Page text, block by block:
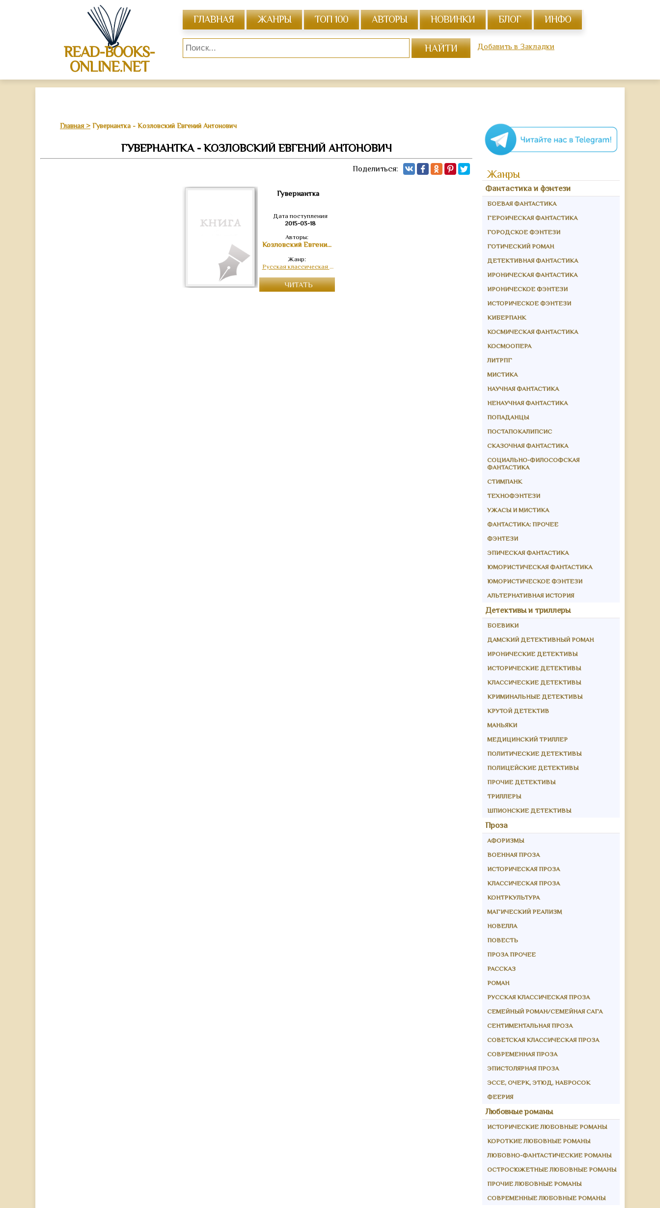
READ-BOOKS-
ONLINE.NET
ГЛАВНАЯ ЖАНРЫ ТОП 100 АВТОРЫ НОВИНКИ БЛОГ ИНФО
Добавить в Закладки
Главная Гувернантка - Козловский Евгений Антонович
ГУВЕРНАНТКА - КОЗЛОВСКИЙ ЕВГЕНИЙ АНТОНОВИЧ
Поделиться:
Гувернантка
Дата поступления
2015-03-18
Авторы:
Козловский Евгений Антонович
Жанр:
Русская классическая проза
ЧИТАТЬ
Жанры
Фантастика и фэнтези
БОЕВАЯ ФАНТАСТИКА
ГЕРОИЧЕСКАЯ ФАНТАСТИКА
ГОРОДСКОЕ ФЭНТЕЗИ
ГОТИЧЕСКИЙ РОМАН
ДЕТЕКТИВНАЯ ФАНТАСТИКА
ИРОНИЧЕСКАЯ ФАНТАСТИКА
ИРОНИЧЕСКОЕ ФЭНТЕЗИ
ИСТОРИЧЕСКОЕ ФЭНТЕЗИ
КИБЕРПАНК
КОСМИЧЕСКАЯ ФАНТАСТИКА
КОСМООПЕРА
ЛИТРПГ
МИСТИКА
НАУЧНАЯ ФАНТАСТИКА
НЕНАУЧНАЯ ФАНТАСТИКА
ПОПАДАНЦЫ
ПОСТАПОКАЛИПСИС
СКАЗОЧНАЯ ФАНТАСТИКА
СОЦИАЛЬНО-ФИЛОСОФСКАЯ
ФАНТАСТИКА
СТИМПАНК
ТЕХНОФЭНТЕЗИ
УЖАСЫ И МИСТИКА
ФАНТАСТИКА: ПРОЧЕЕ
ФЭНТЕЗИ
ЭПИЧЕСКАЯ ФАНТАСТИКА
ЮМОРИСТИЧЕСКАЯ ФАНТАСТИКА
ЮМОРИСТИЧЕСКОЕ ФЭНТЕЗИ
АЛЬТЕРНАТИВНАЯ ИСТОРИЯ
Детективы и триллеры
БОЕВИКИ
ДАМСКИЙ ДЕТЕКТИВНЫЙ РОМАН
ИРОНИЧЕСКИЕ ДЕТЕКТИВЫ
ИСТОРИЧЕСКИЕ ДЕТЕКТИВЫ
КЛАССИЧЕСКИЕ ДЕТЕКТИВЫ
КРИМИНАЛЬНЫЕ ДЕТЕКТИВЫ
КРУТОЙ ДЕТЕКТИВ
МАНЬЯКИ
МЕДИЦИНСКИЙ ТРИЛЛЕР
ПОЛИТИЧЕСКИЕ ДЕТЕКТИВЫ
ПОЛИЦЕЙСКИЕ ДЕТЕКТИВЫ
ПРОЧИЕ ДЕТЕКТИВЫ
ТРИЛЛЕРЫ
ШПИОНСКИЕ ДЕТЕКТИВЫ
Проза
АФОРИЗМЫ
ВОЕННАЯ ПРОЗА
ИСТОРИЧЕСКАЯ ПРОЗА
КЛАССИЧЕСКАЯ ПРОЗА
КОНТРКУЛЬТУРА
МАГИЧЕСКИЙ РЕАЛИЗМ
НОВЕЛЛА
ПОВЕСТЬ
ПРОЗА ПРОЧЕЕ
РАССКАЗ
РОМАН
РУССКАЯ КЛАССИЧЕСКАЯ ПРОЗА
СЕМЕЙНЫЙ РОМАН/СЕМЕЙНАЯ САГА
СЕНТИМЕНТАЛЬНАЯ ПРОЗА
СОВЕТСКАЯ КЛАССИЧЕСКАЯ ПРОЗА
СОВРЕМЕННАЯ ПРОЗА
ЭПИСТОЛЯРНАЯ ПРОЗА
ЭССЕ, ОЧЕРК, ЭТЮД, НАБРОСОК
ФЕЕРИЯ
Любовные романы
ИСТОРИЧЕСКИЕ ЛЮБОВНЫЕ РОМАНЫ
КОРОТКИЕ ЛЮБОВНЫЕ РОМАНЫ
ЛЮБОВНО-ФАНТАСТИЧЕСКИЕ РОМАНЫ
ОСТРОСЮЖЕТНЫЕ ЛЮБОВНЫЕ РОМАНЫ
ПРОЧИЕ ЛЮБОВНЫЕ РОМАНЫ
СОВРЕМЕННЫЕ ЛЮБОВНЫЕ РОМАНЫ